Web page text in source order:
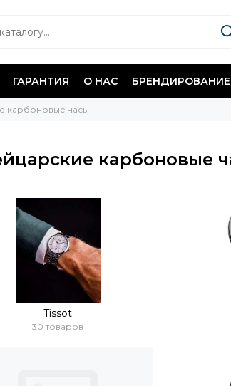
ГАРАНТИЯ О НАС БРЕНДИРОВАНИЕ
карбоновые часы
карбоновые
Tissot
30 товаров